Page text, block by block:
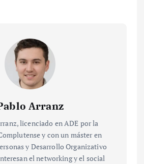
Arranz
licenciado en ADE por la
y con un máster en
y Desarrollo Organizativo
el networking y el social